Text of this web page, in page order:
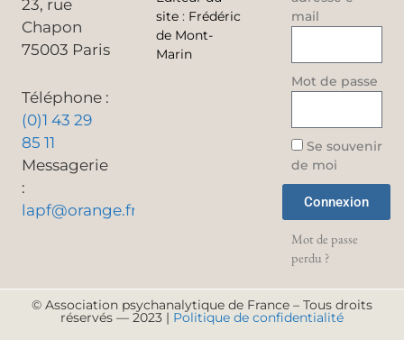
23, rue
Chapon
75003 Paris
Téléphone :
(0)1 43 29
85 11
Messagerie
:
lapf@orange.fr
site : Frédéric
de Mont-
Marin
mail
Mot de passe
Se souvenir
de moi
Connexion
Mot de passe
perdu ?
© Association psychanalytique de France – Tous droits
réservés — 2023 | Politique de confidentialité